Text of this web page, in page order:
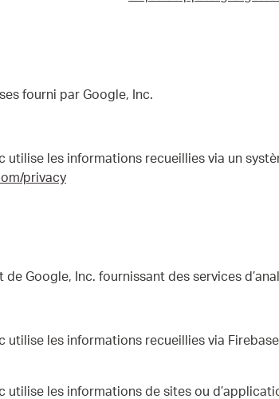
fourni par Google, Inc.
utilise les informations recueillies via un
privacy
Google, Inc. fournissant des services
utilise les informations recueillies via
utilise les informations de sites ou